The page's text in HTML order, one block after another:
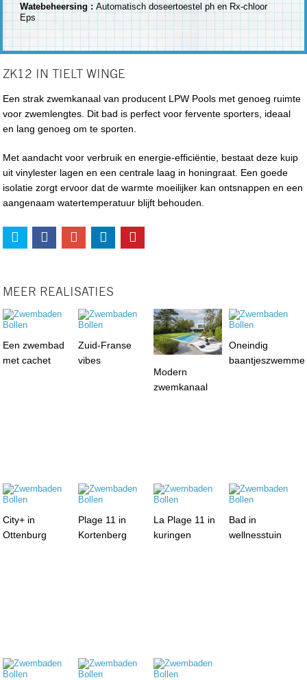
Watebeheersing :Automatisch doseertoestel ph en Rx-chloor
Eps
ZK12 IN TIELT WINGE
Een strak zwemkanaal van producent LPW Pools met genoeg ruimte
voor zwemlengtes. Dit bad is perfect voor fervente sporters, ideaal
en lang genoeg om te sporten.
Met aandacht voor verbruik en energie-efficiëntie, bestaat deze kuip
uit vinylester lagen en een centrale laag in honingraat. Een goede
isolatie zorgt ervoor dat de warmte moeilijker kan ontsnappen en een
aangenaam watertemperatuur blijft behouden.
MEER REALISATIES
Een zwembad
met cachet
Zuid-Franse
vibes
Modern
zwemkanaal
Oneindig
City+ in
Ottenburg
Plage 11 in
Kortenberg
La Plage 11 in
kuringen
Bad in
wellnesstuin